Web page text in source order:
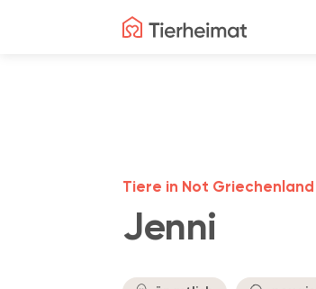
Jenni
Tiere in Not Griechenland